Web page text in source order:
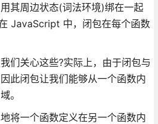
其周边状态(词法环境)绑在一起
JavaScript 中，闭包在每个函数
们关心这些?实际上，由于闭包与
此闭包让我们能够从一个函数内
。
将一个函数定义在另一个函数内